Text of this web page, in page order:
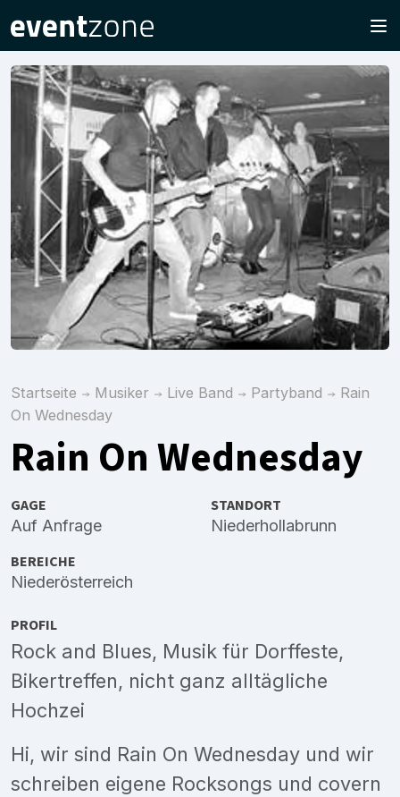
Startseite Musiker Live Band Partyband
Rain
On Wednesday
Rain On Wednesday
GAGE
Auf Anfrage
STANDORT
Niederhollabrunn
BEREICHE
Niederösterreich
PROFIL
Rock and Blues, Musik für Dorffeste,
Bikertreffen, nicht ganz alltägliche
Hochzei
Hi, wir sind Rain On Wednesday und wir
schreiben eigene Rocksongs und covern